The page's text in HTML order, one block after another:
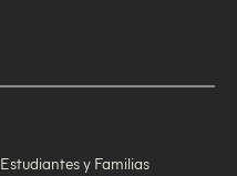
Estudiantes y Familias